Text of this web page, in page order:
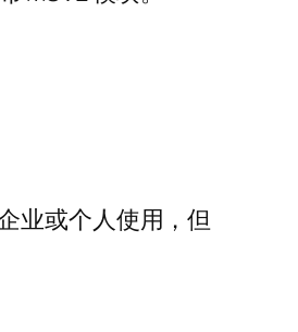
业或个人使用，但